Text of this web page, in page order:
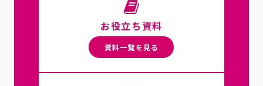
お役立ち資料
資料一覧を見る